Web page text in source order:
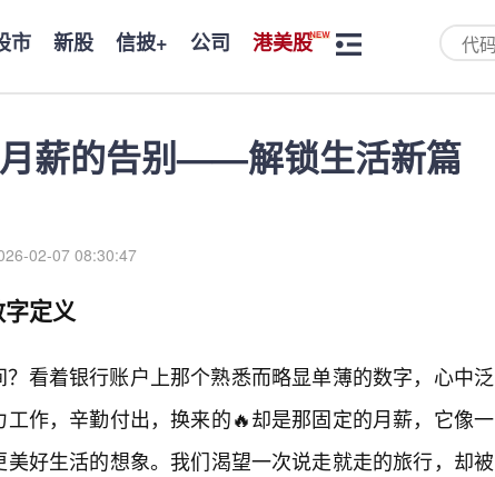
市 新股 信披+ 公司 港美股
薪的告别——解锁生活新篇
02-07 08:30:47
定义
看着银行账户上那个熟悉而略显单薄的数字，心中泛
作，辛勤付出，换来的🔥却是那固定的月薪，它像一
好生活的想象。我们渴望一次说走就走的旅行，却被